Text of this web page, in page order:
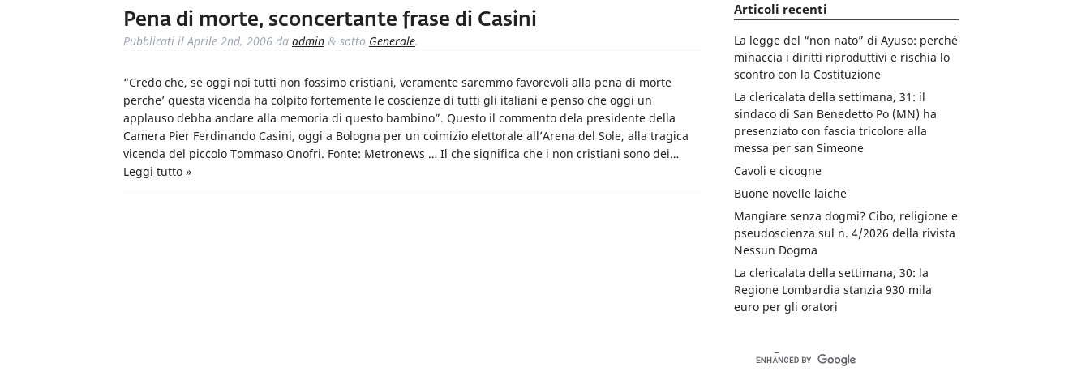
Pena di morte, sconcertante frase di Casini
Pubblicati ilAprile 2nd, 2006 da admin & sotto Generale.
“Credo che, se oggi noi tutti non fossimo cristiani, veramente saremmo favorevoli alla pena di morte
perche’ questa vicenda ha colpito fortemente le coscienze di tutti gli italiani e penso che oggi un
applauso debba andare alla memoria di questo bambino”. Questo il commento dela presidente della
Camera Pier Ferdinando Casini, oggi a Bologna per un coimizio elettorale all’Arena del Sole, alla tragica
vicenda del piccolo Tommaso Onofri. Fonte: Metronews … Il che significa che i non cristiani sono dei…
Leggi tutto »
Articoli recenti
La legge del “non nato” di Ayuso: perché
minaccia i diritti riproduttivi e rischia lo
scontro con la Costituzione
La clericalata della settimana, 31: il
sindaco di San Benedetto Po (MN) ha
presenziato con fascia tricolore alla
messa per san Simeone
Cavoli e cicogne
Buone novelle laiche
Mangiare senza dogmi? Cibo, religione e
pseudoscienza sul n. 4/2026 della rivista
Nessun Dogma
La clericalata della settimana, 30: la
Regione Lombardia stanzia 930 mila
euro per gli oratori